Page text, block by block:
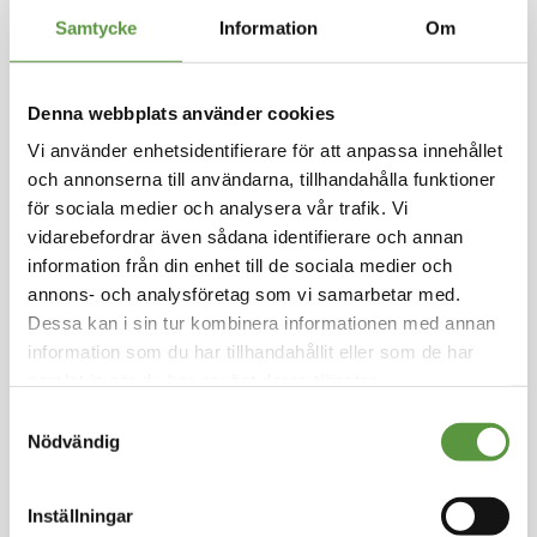
Samtycke Information Om
Denna webbplats använder cookies
Vi använder enhetsidentifierare för att anpassa innehållet
och annonserna till användarna, tillhandahålla funktioner
för sociala medier och analysera vår trafik. Vi
vidarebefordrar även sådana identifierare och annan
information från din enhet till de sociala medier och
annons- och analysföretag som vi samarbetar med.
Dessa kan i sin tur kombinera informationen med annan
information som du har tillhandahållit eller som de har
Nödvändig
Inställningar
Chilisås Pedros 5kg
Logga in för att handla
Pedros chilisås är en tomatsås med mild chilism
ak. Använd i diverse grytor och såser. God som t
illbehör till grillat kött.
Kolonial
Mixpall - 1st - 5Kg
Utg:fullgott
Logga in för att handla
PEDROS
Hoppa
till
början
bildgalleriet